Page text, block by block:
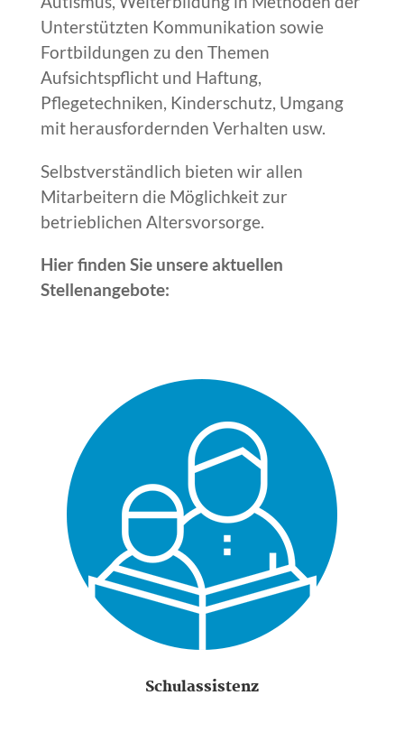
Unterstützten Kommunikation sowie
Fortbildungen zu den Themen
Aufsichtspflicht und Haftung,
Pflegetechniken, Kinderschutz, Umgang
mit herausfordernden Verhalten usw.
Selbstverständlich bieten wir allen
Mitarbeitern die Möglichkeit zur
betrieblichen Altersvorsorge.
Hier finden Sie unsere aktuellen
Stellenangebote:
Schulassistenz